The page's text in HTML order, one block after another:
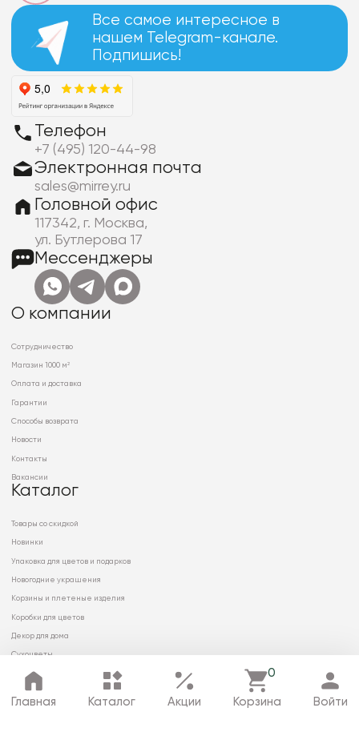
Главная Каталог Акции
0
Корзина Войти
Все самое интересное в
нашем Telegram-канале.
Подпишись!
Телефон
+7 (495) 120-44-98
Электронная почта
sales@mirrey.ru
Головной офис
117342, г. Москва,
ул. Бутлерова 17
Мессенджеры
О компании
Сотрудничество
Магазин 1000 м²
Оплата и доставка
Гарантии
Способы возврата
Новости
Контакты
Вакансии
Каталог
Товары со скидкой
Новинки
Упаковка для цветов и подарков
Новогодние украшения
Корзины и плетеные изделия
Коробки для цветов
Декор для дома
Сухоцветы
© 2026 ООО «МИРРЭЙ»